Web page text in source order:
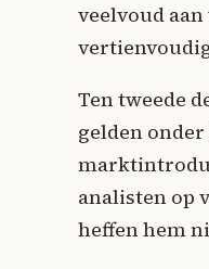
veelvoud
Ten tweede
gelden
analisten op
heffen hem